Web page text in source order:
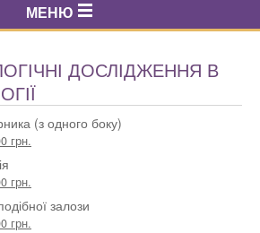
МЕНЮ
ДОСЛІДЖЕННЯ В
(з одного боку)
грн.
грн.
залози
грн.